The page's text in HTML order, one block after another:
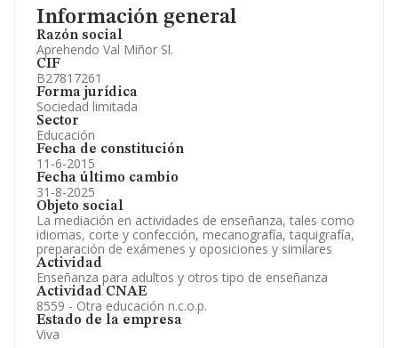
Información general
Razón social
Aprehendo Val Miñor Sl.
CIF
B27817261
Forma jurídica
Sociedad limitada
Sector
Educación
Fecha de constitución
11-6-2015
Fecha último cambio
31-8-2025
Objeto social
La mediación en actividades de enseñanza, tales como
idiomas, corte y confección, mecanografía, taquigrafía,
preparación de exámenes y oposiciones y similares
Actividad
Enseñanza para adultos y otros tipo de enseñanza
Actividad CNAE
8559 - Otra educación n.c.o.p.
Estado de la empresa
Viva
Información oficial y registral complementaria.